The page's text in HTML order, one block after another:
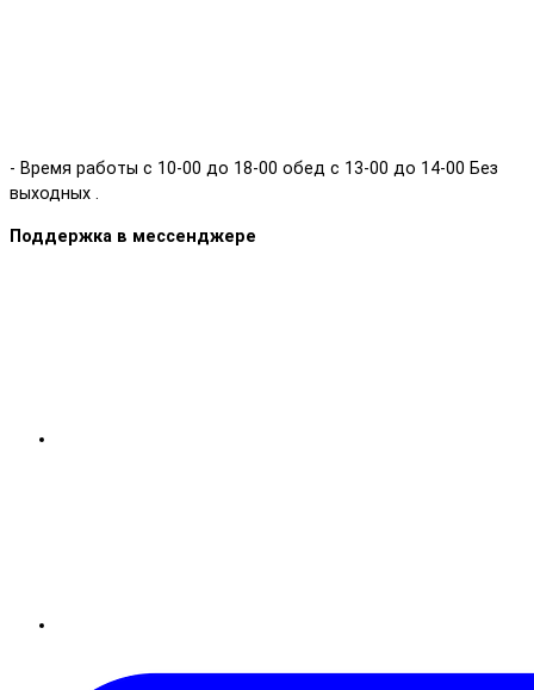
- Время работы с 10-00 до 18-00 обед с 13-00 до 14-00 Без
выходных .
Поддержка в мессенджере